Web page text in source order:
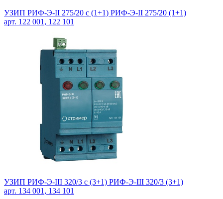
УЗИП РИФ-Э-II 275/20 c (1+1) РИФ-Э-II 275/20 (1+1)
арт. 122 001, 122 101
УЗИП РИФ-Э-III 320/3 с (3+1) РИФ-Э-III 320/3 (3+1)
арт. 134 001, 134 101